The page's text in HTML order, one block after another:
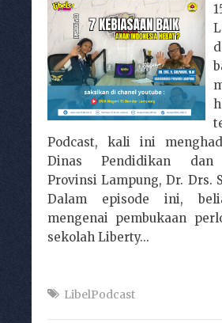
Podcast, kali ini
Dinas Pendidikan dan
Provinsi Lampung, Dr. Drs.
Dalam episode ini,
mengenai pembukaan
sekolah Liberty...
LibelPodcast